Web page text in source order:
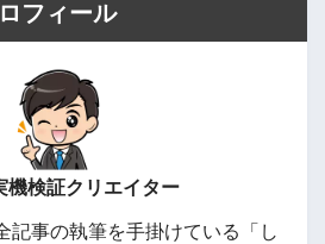
フィール
機検証クリエイター
記事の執筆を手掛けている「し